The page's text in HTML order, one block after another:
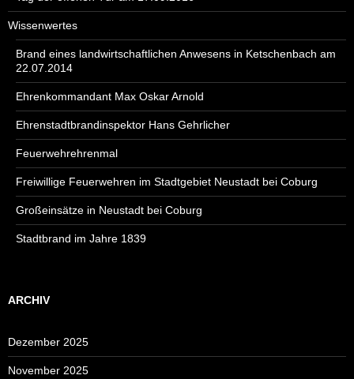
Wissenwertes
Brand eines landwirtschaftlichen Anwesens in Ketschenbach am
22.07.2014
Ehrenkommandant Max Oskar Arnold
Ehrenstadtbrandinspektor Hans Gehrlicher
Feuerwehrehrenmal
Freiwillige Feuerwehren im Stadtgebiet Neustadt bei Coburg
Großeinsätze in Neustadt bei Coburg
Stadtbrand im Jahre 1839
ARCHIV
Dezember 2025
November 2025